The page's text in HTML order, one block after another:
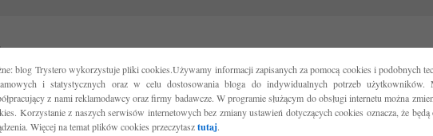
blog Trystero wykorzystuje pliki cookies.Używamy informacji zapisanych za pomocą cookies i podobnych
i statystycznych oraz w celu dostosowania bloga do indywidualnych potrzeb użytkowników.
z nami reklamodawcy oraz firmy badawcze. W programie służącym do obsługi internetu można
Korzystanie z naszych serwisów internetowych bez zmiany ustawień dotyczących cookies oznacza, że będą
Więcej na temat plików cookies przeczytasztutaj.